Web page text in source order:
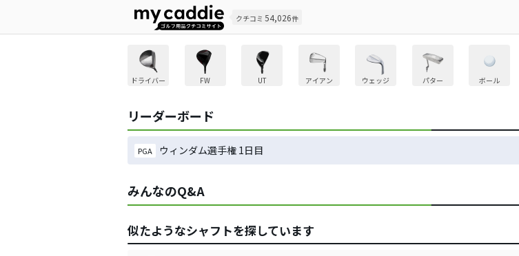
クチコミ 54,026件
ドライバー FW UT アイアン ウェッジ パター ボール
リーダーボード
PGA ウィンダム選手権 1日目
みんなのQ&A
似たようなシャフトを探しています